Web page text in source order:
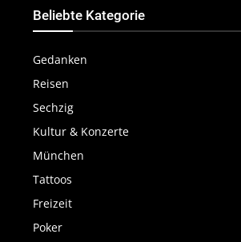
Beliebte Kategorie
Gedanken
Reisen
Sechzig
Kultur & Konzerte
München
Tattoos
Freizeit
Poker